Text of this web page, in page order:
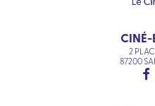
CINÉ-
2
87200